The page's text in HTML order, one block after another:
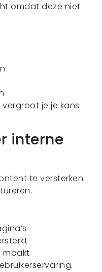
omdat deze niet
je je kans
interne
te versterken
maakt